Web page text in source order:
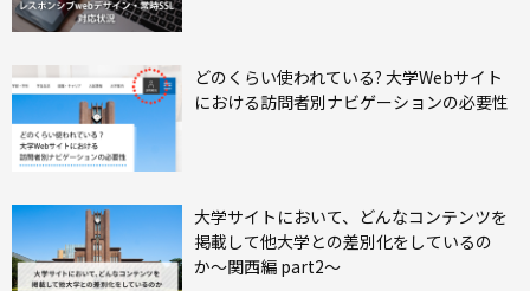
どのくらい使われている? ⼤学Webサイト
における訪問者別ナビゲーションの必要性
⼤学サイトにおいて、どんなコンテンツを
掲載して他⼤学との差別化をしているの
か〜関西編 part2〜